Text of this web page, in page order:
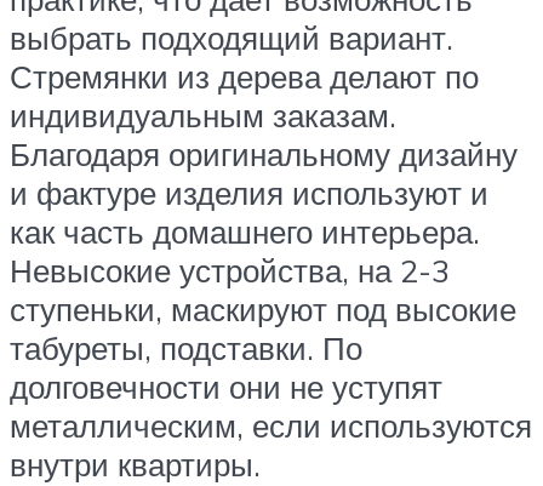
выбрать подходящий вариант.
Стремянки из дерева делают по
индивидуальным заказам.
Благодаря оригинальному дизайну
и фактуре изделия используют и
как часть домашнего интерьера.
Невысокие устройства, на 2-3
ступеньки, маскируют под высокие
табуреты, подставки. По
долговечности они не уступят
металлическим, если используются
внутри квартиры.